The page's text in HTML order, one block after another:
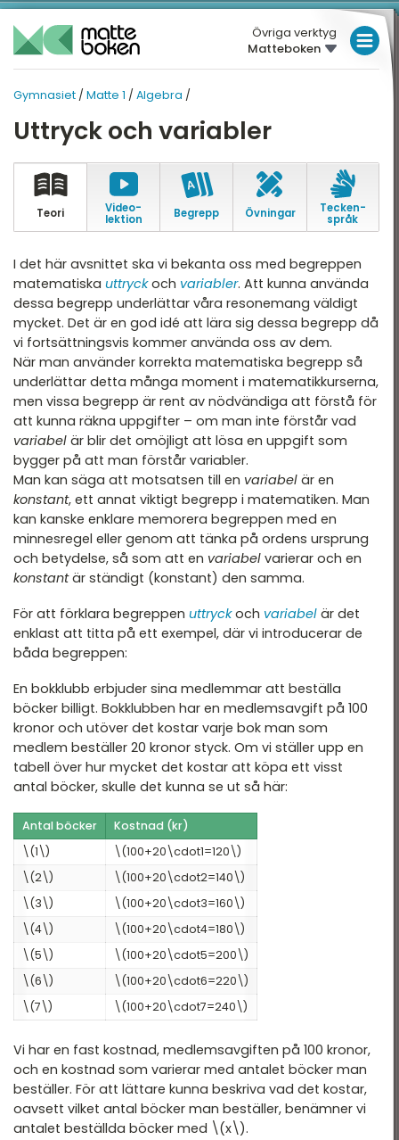
Övriga verktyg
Matteboken
Gymnasiet / Matte 1 / Algebra /
Uttryck och variabler
Teori
Video­
lektion
Begrepp Övningar
Tecken­
språk
I det här avsnittet ska vi bekanta oss med begreppen
matematiska uttryckoch variabler. Att kunna använda
dessa begrepp underlättar våra resonemang väldigt
mycket. Det är en god idé att lära sig dessa begrepp då
vi fortsättningsvis kommer använda oss av dem.
När man använder korrekta matematiska begrepp så
underlättar detta många moment i matematikkurserna,
men vissa begrepp är rent av nödvändiga att förstå för
att kunna räkna uppgifter – om man inte förstår vad
variabel är blir det omöjligt att lösa en uppgift som
bygger på att man förstår variabler.
Man kan säga att motsatsen till en variabel är en
konstant, ett annat viktigt begrepp i matematiken. Man
kan kanske enklare memorera begreppen med en
minnesregel eller genom att tänka på ordens ursprung
och betydelse, så som att en variabel varierar och en
konstantär ständigt (konstant) den samma.
För att förklara begreppen uttryckoch variabel är det
enklast att titta på ett exempel, där vi introducerar de
båda begreppen:
En bokklubb erbjuder sina medlemmar att beställa
böcker billigt. Bokklubben har en medlemsavgift på 100
kronor och utöver det kostar varje bok man som
medlem beställer 20 kronor styck. Om vi ställer upp en
tabell över hur mycket det kostar att köpa ett visst
antal böcker, skulle det kunna se ut så här:
Antal böcker
Kostnad (kr)
\(1\)
\(100+20\cdot1=120\)
\(2\)
\(100+20\cdot2=140\)
\(3\)
\(100+20\cdot3=160\)
\(4\)
\(100+20\cdot4=180\)
\(5\)
\(100+20\cdot5=200\)
\(6\)
\(100+20\cdot6=220\)
\(7\)
\(100+20\cdot7=240\)
Vi har en fast kostnad, medlemsavgiften på 100 kronor,
och en kostnad som varierar med antalet böcker man
beställer. För att lättare kunna beskriva vad det kostar,
oavsett vilket antal böcker man beställer, benämner vi
antalet beställda böcker med \(x\).
LÅGSTADIET
HÖGSTADIET
GYMNASIET
Översikt
1
MATTE 1
Översikt
Aritmetik
Funktioner
Geometri
Statistik och sannolikhet
Nationella prov
2
4
5
HÖGSKOLEPROV
MATTE PÅ LÄTT SV
KUL MED MATTE